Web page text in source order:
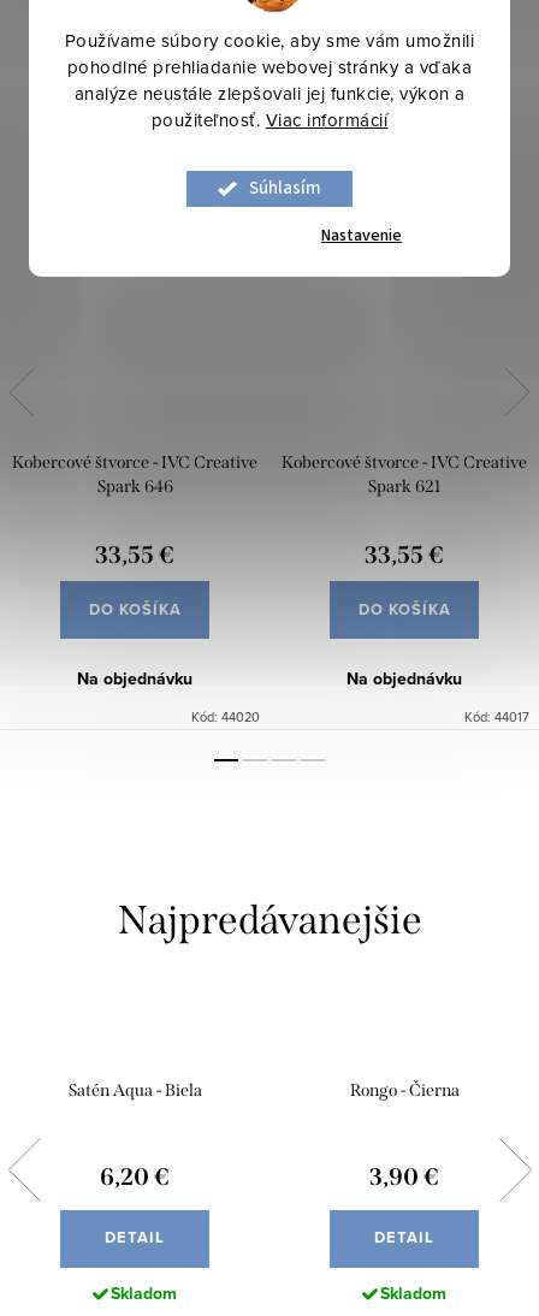
Používame súbory cookie, aby sme vám umožnili
pohodlné prehliadanie webovej stránky a vďaka
analýze neustále zlepšovali jej funkcie, výkon a
použiteľnosť. Viac informácií
Súhlasím
Nastavenie
Kobercové štvorce - IVC Creative
Spark 646
33,55 €
DO KOŠÍKA
Na objednávku
Kód: 44020
Kobercové štvorce - IVC Creative
Spark 621
33,55 €
DO KOŠÍKA
Na objednávku
Kód: 44017
Najpredávanejšie
Satén Aqua - Biela
6,20 €
DETAIL
Skladom
Rongo - Čierna
3,90 €
DETAIL
Skladom